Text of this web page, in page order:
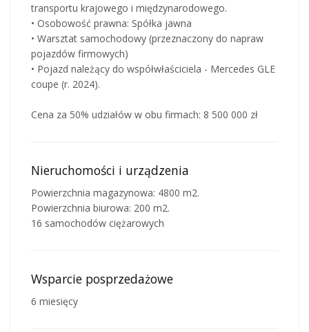
transportu krajowego i międzynarodowego.
• Osobowość prawna: Spółka jawna
• Warsztat samochodowy (przeznaczony do napraw
pojazdów firmowych)
• Pojazd należący do współwłaściciela - Mercedes GLE
coupe (r. 2024).
Cena za 50% udziałów w obu firmach: 8 500 000 zł
Nieruchomości i urządzenia
Powierzchnia magazynowa: 4800 m2.
Powierzchnia biurowa: 200 m2.
16 samochodów ciężarowych
Wsparcie posprzedażowe
6 miesięcy